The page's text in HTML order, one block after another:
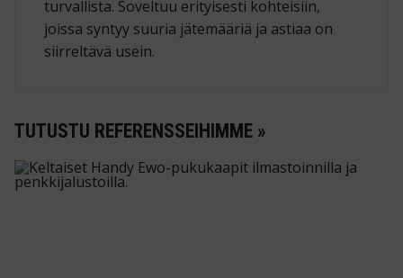
turvallista. Soveltuu erityisesti kohteisiin,
joissa syntyy suuria jätemääriä ja astiaa on
siirreltävä usein.
TUTUSTU REFERENSSEIHIMME »